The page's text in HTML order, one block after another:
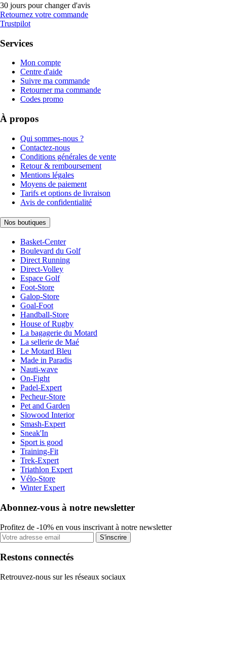
30 jours pour changer d'avis
Retournez votre commande
Trustpilot
Services
Mon compte
Centre d'aide
Suivre ma commande
Retourner ma commande
Codes promo
À propos
Qui sommes-nous ?
Contactez-nous
Conditions générales de vente
Retour & remboursement
Mentions légales
Moyens de paiement
Tarifs et options de livraison
Avis de confidentialité
Nos boutiques
Basket-Center
Boulevard du Golf
Direct Running
Direct-Volley
Espace Golf
Foot-Store
Galop-Store
Goal-Foot
Handball-Store
House of Rugby
La bagagerie du Motard
La sellerie de Maé
Le Motard Bleu
Made in Paradis
Nauti-wave
On-Fight
Padel-Expert
Pecheur-Store
Pet and Garden
Slowood Interior
Smash-Expert
Sneak'In
Sport is good
Training-Fit
Trek-Expert
Triathlon Expert
Vélo-Store
Winter Expert
Abonnez-vous à notre newsletter
Profitez de -10% en vous inscrivant à notre newsletter
S'inscrire
Restons connectés
Retrouvez-nous sur les réseaux sociaux